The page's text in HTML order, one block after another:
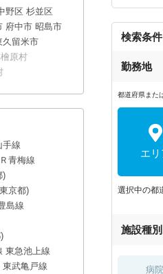
野区 杉並区
府中市 昭島市
久留米市
原村
手線
青梅線
)
京都)
島線
東急池上線
東武亀戸線
検索条
勤務地
都道府県また
エリ
選択中の都
施設種別
病院